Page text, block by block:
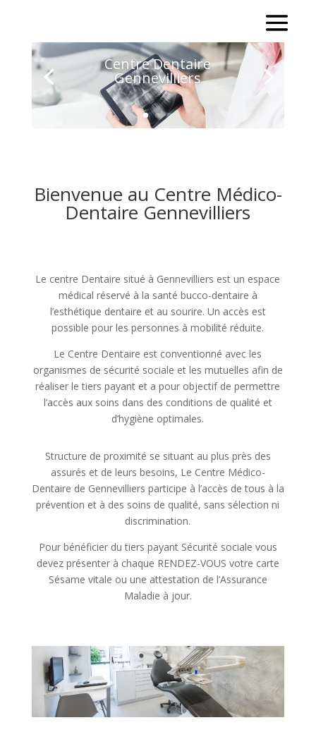
Centre Dentaire
Gennevilliers
Bienvenue au Centre Médico-
Dentaire Gennevilliers
Le centre Dentaire situé à Gennevilliers est un espace
médical réservé à la santé bucco-dentaire à
l’esthétique dentaire et au sourire. Un accès est
possible pour les personnes à mobilité réduite.
Le Centre Dentaire est conventionné avec les
organismes de sécurité sociale et les mutuelles afin de
réaliser le tiers payant et a pour objectif de permettre
l’accès aux soins dans des conditions de qualité et
d’hygiène optimales.
Structure de proximité se situant au plus près des
assurés et de leurs besoins, Le Centre Médico-
Dentaire de Gennevilliers participe à l’accès de tous à la
prévention et à des soins de qualité, sans sélection ni
discrimination.
Pour bénéficier du tiers payant Sécurité sociale vous
devez présenter à chaque RENDEZ-VOUS votre carte
Sésame vitale ou une attestation de l’Assurance
Maladie à jour.